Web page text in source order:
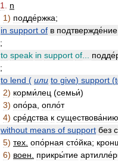
1
n
1) подде́ржка;
in support of в подтвержде́ние
;
to speak in support of
;
to lend ( или to give) support (
2) корми́лец (семьи́)
3) опо́ра опло́т
4) сре́дства к существова́нию
without means of support без
5) тех опо́рная сто́йка;
6) воен прикры́тие